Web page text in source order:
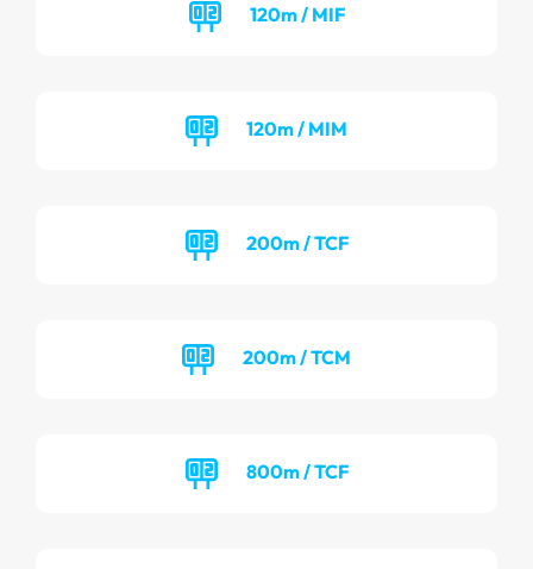
120m / MIF
120m / MIM
200m / TCF
200m / TCM
800m / TCF